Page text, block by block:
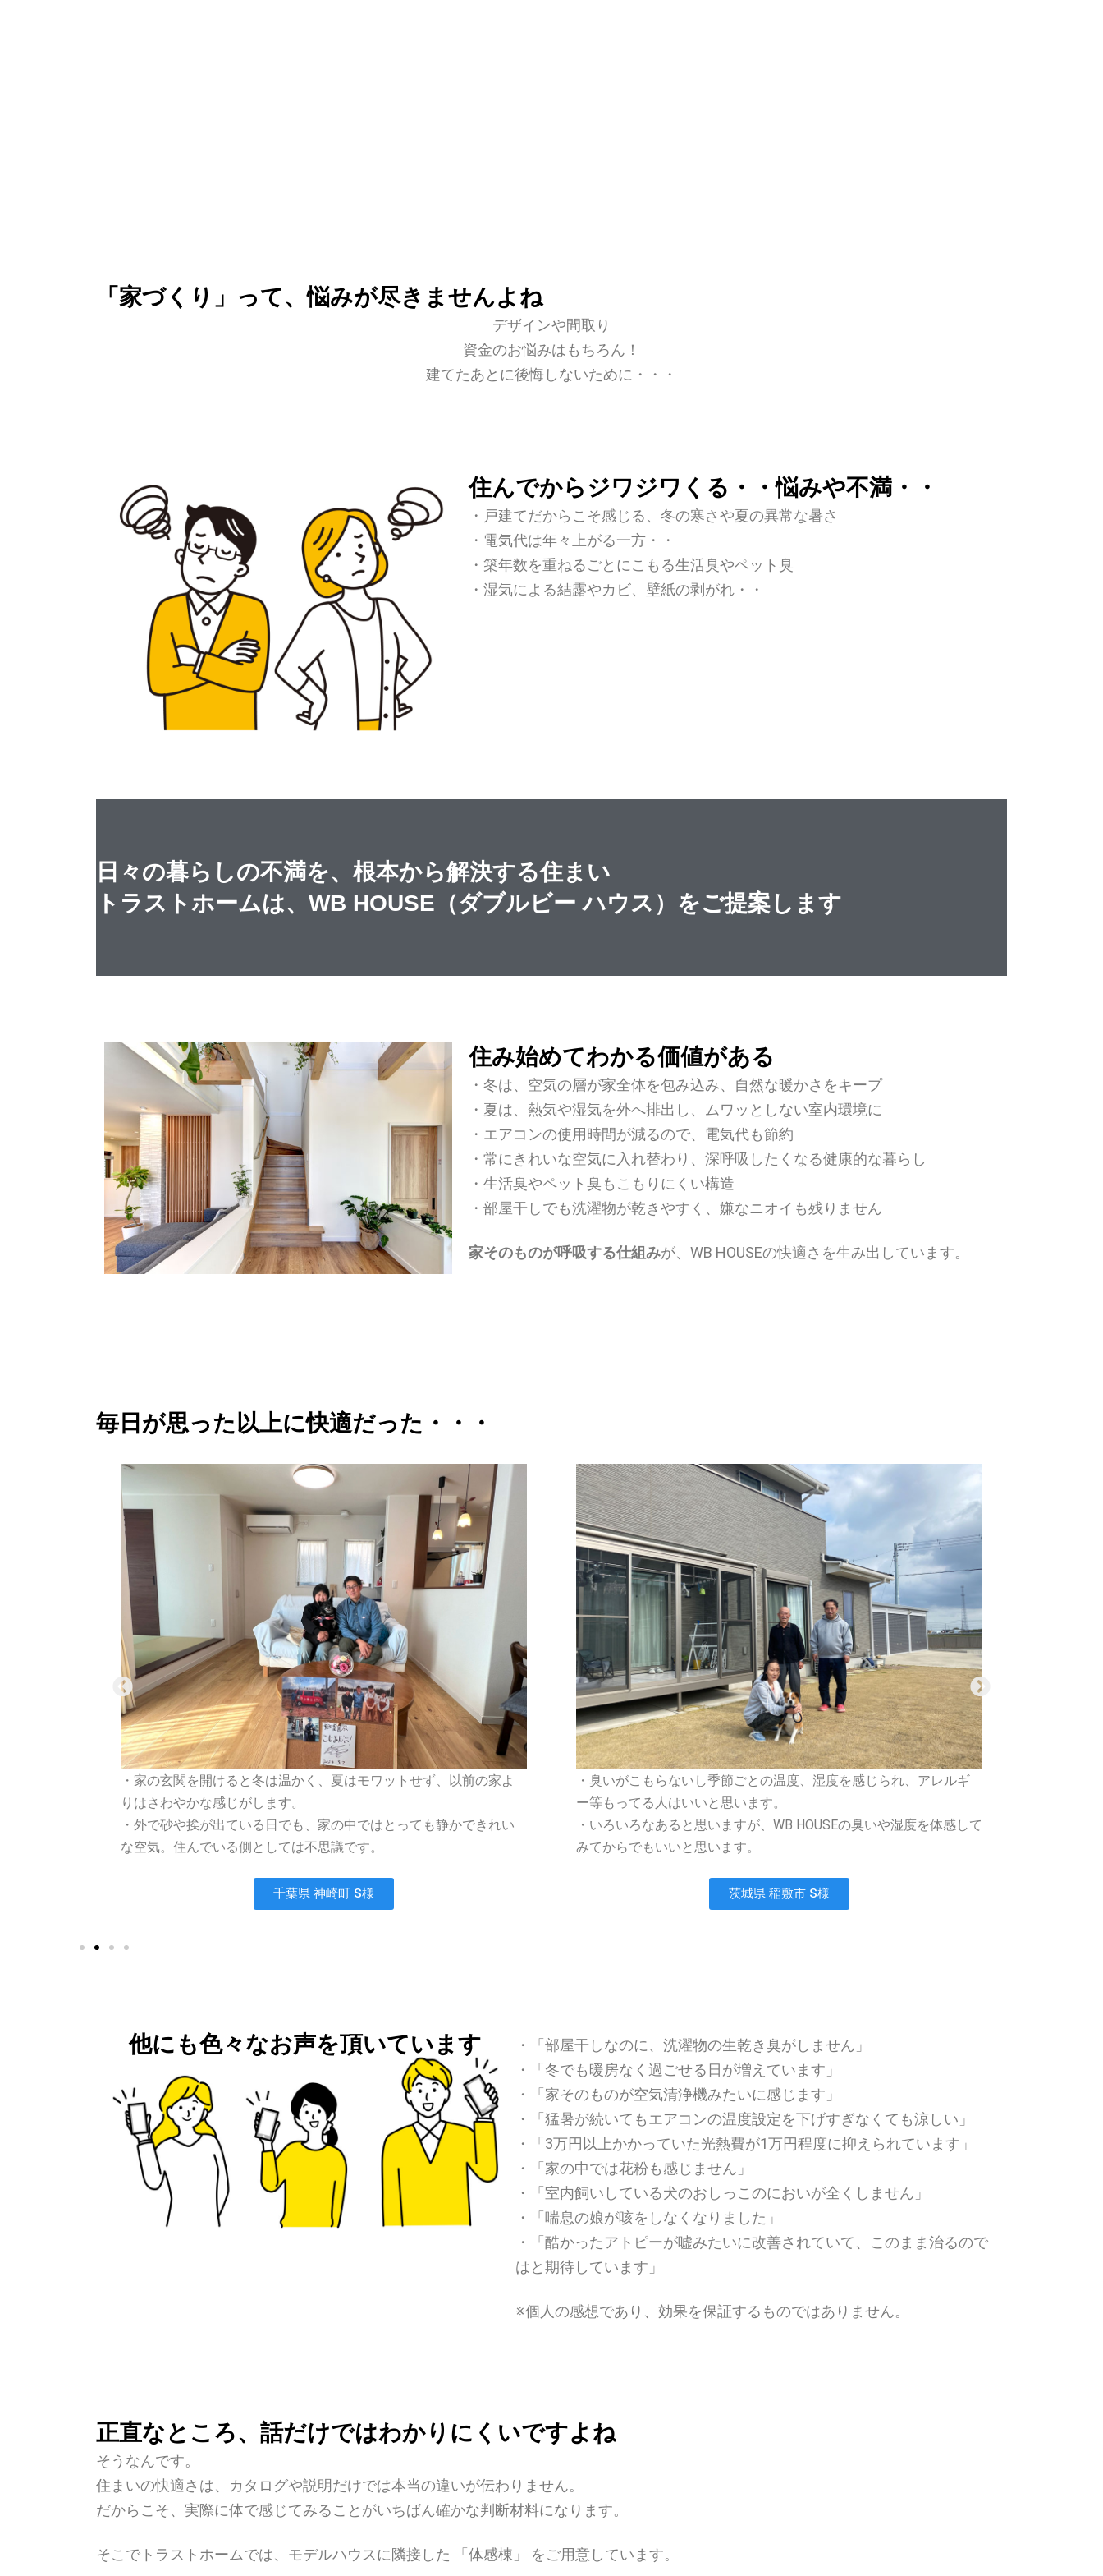
「家づくり」って、悩みが尽きませんよね
デザインや間取り
資金のお悩みはもちろん！
建てたあとに後悔しないために・・・
住んでからジワジワくる・・悩みや不満・・
・戸建てだからこそ感じる、冬の寒さや夏の異常な暑さ
・電気代は年々上がる一方・・
・築年数を重ねるごとにこもる生活臭やペット臭
・湿気による結露やカビ、壁紙の剥がれ・・
日々の暮らしの不満を、根本から解決する住まい
トラストホームは、WB HOUSE（ダブルビー ハウス）をご提案します
住み始めてわかる価値がある
・冬は、空気の層が家全体を包み込み、自然な暖かさをキープ
・夏は、熱気や湿気を外へ排出し、ムワッとしない室内環境に
・エアコンの使用時間が減るので、電気代も節約
・常にきれいな空気に入れ替わり、 深呼吸したくなる健康的な暮らし
・生活臭やペット臭もこもりにくい構造
・部屋干しでも洗濯物が乾きやすく、嫌なニオイも残りません
家そのものが呼吸する仕組みが、WB HOUSEの快適さを生み出しています。
毎日が思った以上に快適だった・・・
・家の玄関を開けると冬は温かく、夏はモワットせず、以前の家よ
りはさわやかな感じがします。
・外で砂や挨が出ている日でも、家の中ではとっても静かできれい
な空気。住んでいる側としては不思議です。
千葉県 神崎町 S様
・臭いがこもらないし季節ごとの温度、湿度を感じられ、アレルギ
ー等もってる人はいいと思います。
・いろいろなあると思いますが、WB HOUSEの臭いや湿度を体感して
みてからでもいいと思います。
茨城県 稲敷市 S様
他にも色々なお声を頂いています
・「部屋干しなのに、洗濯物の生乾き臭がしません」
・「冬でも暖房なく過ごせる日が増えています」
・「家そのものが空気清浄機みたいに感じます」
・「猛暑が続いてもエアコンの温度設定を下げすぎなくても涼しい」
・「3万円以上かかっていた光熱費が1万円程度に抑えられています」
・「家の中では花粉も感じません」
・「室内飼いしている犬のおしっこのにおいが全くしません」
・「喘息の娘が咳をしなくなりました」
・「酷かったアトピーが嘘みたいに改善されていて、このまま治るので
はと期待しています」
※個人の感想であり、効果を保証するものではありません。
正直なところ、話だけではわかりにくいですよね
そうなんです。
住まいの快適さは、カタログや説明だけでは本当の違いが伝わりません。
だからこそ、実際に体で感じてみることがいちばん確かな判断材料になります。
そこでトラストホームでは、モデルハウスに隣接した 「体感棟」 をご用意しています。